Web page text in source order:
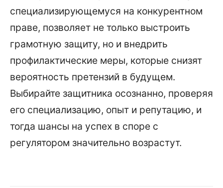
специализирующемуся на конкурентном
праве, позволяет не только выстроить
грамотную защиту, но и внедрить
профилактические меры, которые снизят
вероятность претензий в будущем.
Выбирайте защитника осознанно, проверяя
его специализацию, опыт и репутацию, и
тогда шансы на успех в споре с
регулятором значительно возрастут.